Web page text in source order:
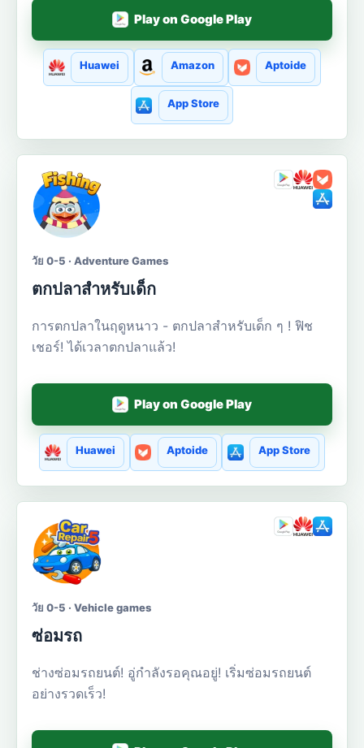
Play on Google Play
Huawei Amazon Aptoide
App Store
วัย 0-5 · Adventure Games
ตกปลาสำหรับเด็ก
การตกปลาในฤดูหนาว - ตกปลาสำหรับเด็ก ๆ ! ฟิช
เชอร์! ได้เวลาตกปลาแล้ว!
Play on Google Play
Huawei Aptoide App Store
วัย 0-5 · Vehicle games
ซ่อมรถ
ช่างซ่อมรถยนต์! อู่กำลังรอคุณอยู่! เริ่มซ่อมรถยนต์
อย่างรวดเร็ว!